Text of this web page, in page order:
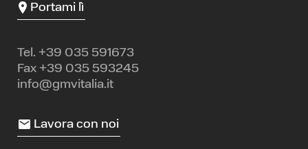
Portami lì
Tel. +39 035 591673
Fax +39 035 593245
info@gmvitalia.it
Lavora con noi